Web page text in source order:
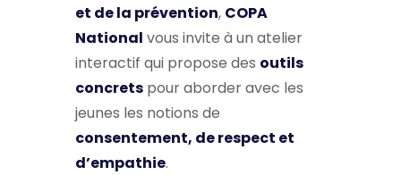
et de la prévention, COPA
National vous invite à un atelier
interactif qui propose des outils
concrets pour aborder avec les
jeunes les notions de
consentement, de respect et
d’empathie.